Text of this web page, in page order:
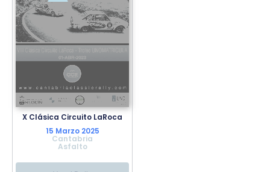
X Clásica Circuito LaRoca
15 Marzo 2025
Cantabria
Asfalto